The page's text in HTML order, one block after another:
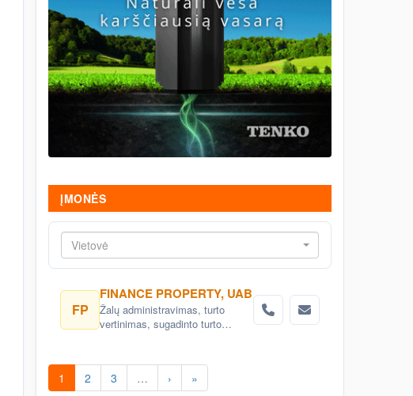
ĮMONĖS
Vietovė
FP
FINANCE PROPERTY, UAB
Žalų administravimas, turto
vertinimas, sugadinto turto
1 2 3 … › »